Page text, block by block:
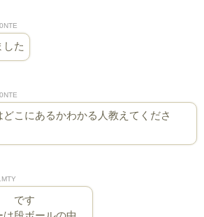
した
どこにあるかわかる人教えてくださ
です